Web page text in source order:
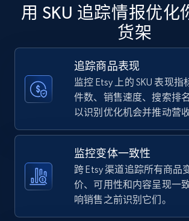
using sku numbers
URL, Final price, Sku, Currency, Gtin,
Specifications, Image urls, Top reviews,
more.
877+ 立
URL, Title, Available, Description,
price, Final price, Discount percent,
用 SKU 追踪情报优化
货架
追踪商品表现
监控 Etsy 上的 SKU 表现
件数、销售速度、搜索排
以识别优化机会并推动营收
监控变体一致性
跨 Etsy 渠道追踪所有商品
价、可用性和内容呈现一
响销售之前识别它们。